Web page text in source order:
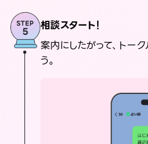
相談スタート！
案内にしたがって、トー
う。